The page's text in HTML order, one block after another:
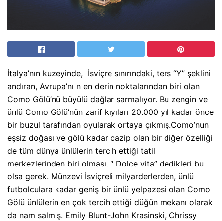
İtalya’nın kuzeyinde, İsviçre sınırındaki, ters “Y” şeklini
andıran, Avrupa’nı n en derin noktalarından biri olan
Como Gölü’nü büyülü dağlar sarmalıyor. Bu zengin ve
ünlü Como Gölü’nün zarif kıyıları 20.000 yıl kadar önce
bir buzul tarafından oyularak ortaya çıkmış.Como’nun
eşsiz doğası ve gölü kadar cazip olan bir diğer özelliği
de tüm dünya ünlülerin tercih ettiği tatil
merkezlerinden biri olması. “ Dolce vita” dedikleri bu
olsa gerek. Münzevi İsviçreli milyarderlerden, ünlü
futbolculara kadar geniş bir ünlü yelpazesi olan Como
Gölü ünlülerin en çok tercih ettiği düğün mekanı olarak
da nam salmış. Emily Blunt-John Krasinski, Chrissy